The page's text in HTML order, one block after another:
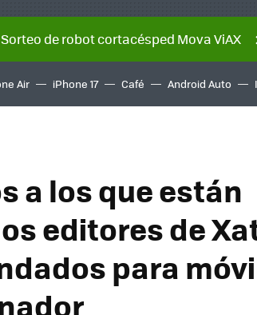
de robot cortacésped Mova ViAX
Air iPhone 17 Café Android Auto
a los que están
editores de
para